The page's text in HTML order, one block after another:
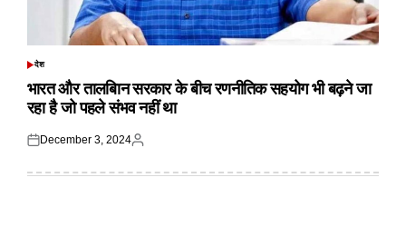
POSTED
देश
भारत और तालबिान सरकार के बीच रणनीतिक सहयोग भी बढ़ने जा
रहा है जो पहले संभव नहीं था
Posted
December 3, 2024
Posted